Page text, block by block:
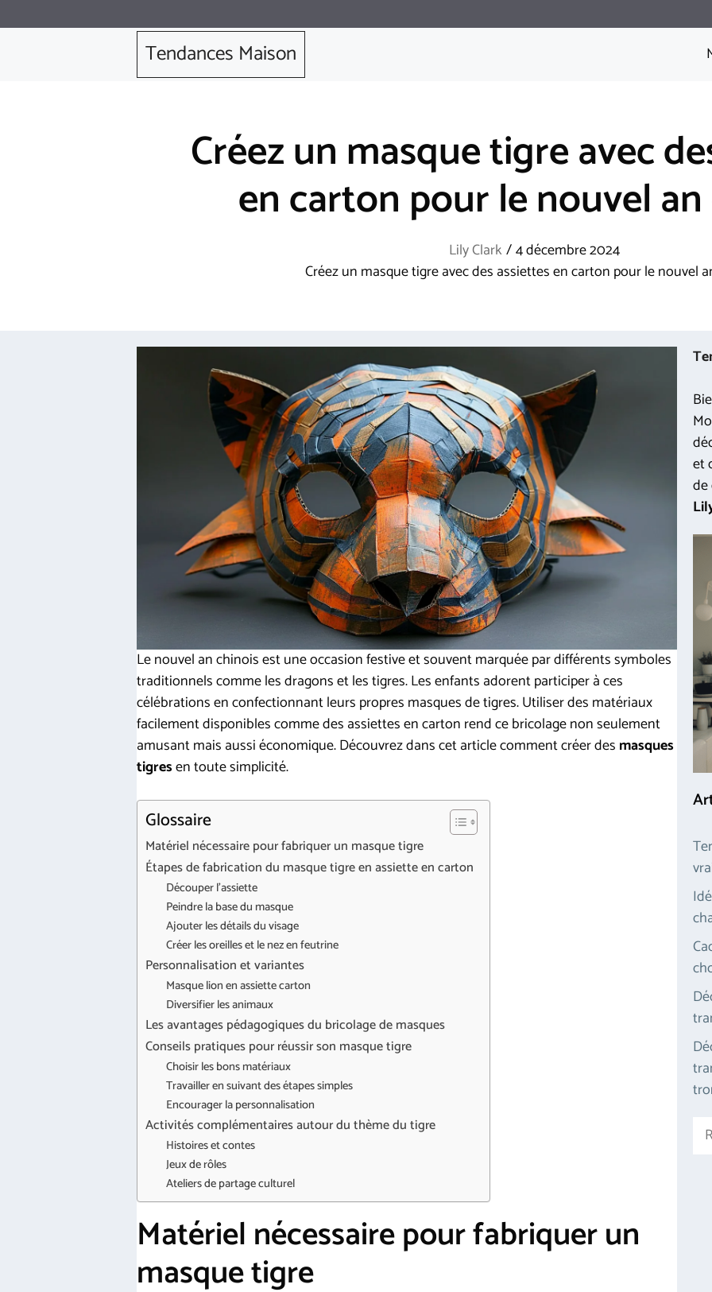
au
Tendances Maison
Créez un masque tigre avec
en carton pour le nouvel
Lily Clark/4 décembre 2024
Créez un masque tigre avec des assiettes en carton pour le nouvel
Le nouvel an chinois est une occasion festive et souvent marquée par différents symboles
traditionnels comme les dragons et les tigres. Les enfants adorent participer à ces
célébrations en confectionnant leurs propres masques de tigres. Utiliser des matériaux
facilement disponibles comme des assiettes en carton rend ce bricolage non seulement
amusant mais aussi économique. Découvrez dans cet article comment créer des masques
tigresen toute simplicité.
Glossaire
Matériel nécessaire pour fabriquer un masque tigre
Étapes de fabrication du masque tigre en assiette en carton
Découper l’assiette
Peindre la base du masque
Ajouter les détails du visage
Créer les oreilles et le nez en feutrine
Personnalisation et variantes
Masque lion en assiette carton
Diversifier les animaux
Les avantages pédagogiques du bricolage de masques
Conseils pratiques pour réussir son masque tigre
Choisir les bons matériaux
Travailler en suivant des étapes simples
Encourager la personnalisation
Activités complémentaires autour du thème du tigre
Histoires et contes
Jeux de rôles
Ateliers de partage culturel
Matériel nécessaire pour fabriquer un
masque tigre
et
de